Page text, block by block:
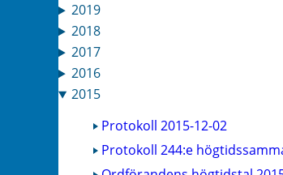
2019
2018
2017
2016
2015
Protokoll 2015-12-02
Protokoll 244:e